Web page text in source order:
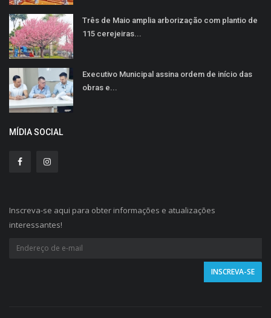
Três de Maio amplia arborização com plantio de
115 cerejeiras...
Executivo Municipal assina ordem de início das
obras e...
MÍDIA SOCIAL
Inscreva-se aqui para obter informações e atualizações
interessantes!